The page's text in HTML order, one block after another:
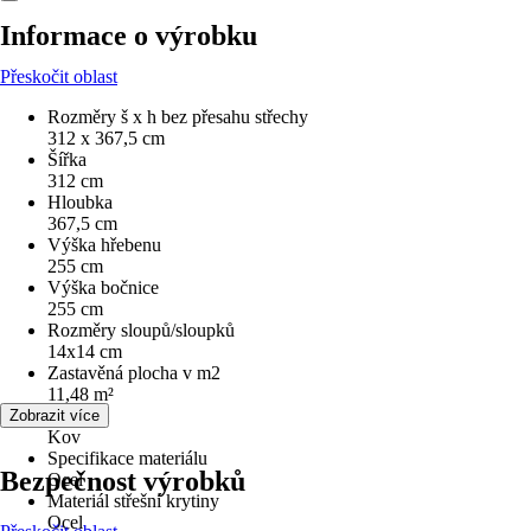
Informace o výrobku
Přeskočit oblast
Rozměry š x h bez přesahu střechy
312 x 367,5 cm
Šířka
312 cm
Hloubka
367,5 cm
Výška hřebenu
255 cm
Výška bočnice
255 cm
Rozměry sloupů/sloupků
14x14 cm
Zastavěná plocha v m2
11,48 m²
Materiál
Kov
Specifikace materiálu
Ocel
Materiál střešní krytiny
Ocel
Zobrazit více
Bezpečnost výrobků